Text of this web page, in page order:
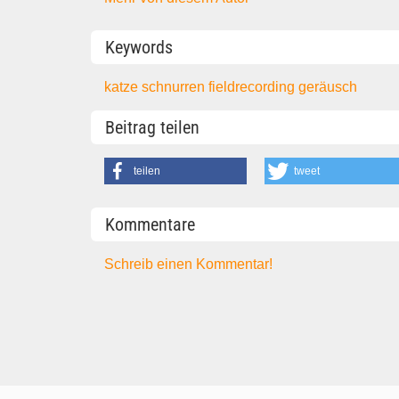
Keywords
katzeschnurrenfieldrecordinggeräusch
Beitrag teilen
teilen tweet
Kommentare
Schreib einen Kommentar!